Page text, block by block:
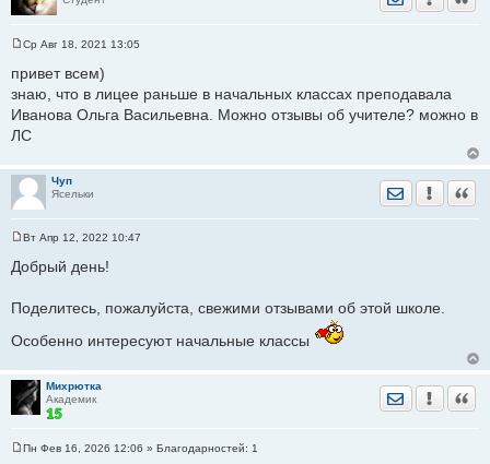
о
б
е
н
Ср Авг 18, 2021 13:05
привет всем)
знаю, что в лицее раньше в начальных классах преподавала
Иванова Ольга Васильевна. Можно отзывы об учителе? можно в
ЛС
Чуп
Ясельки
Отправить
о
е
и
Вт Апр 12, 2022 10:47
Добрый день!
Поделитесь, пожалуйста, свежими отзывами об этой школе.
Особенно интересуют начальные классы
Михрютка
Академик
Отправить
Пн Фев 16, 2026 12:06 » Благодарностей: 1